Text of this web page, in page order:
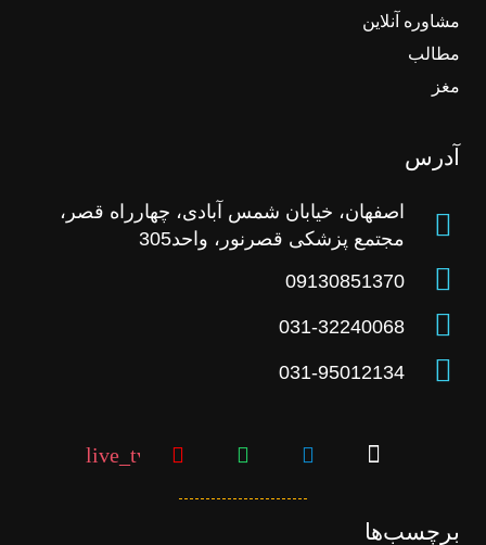
مشاوره آنلاین
مطالب
مغز
آدرس
اصفهان، خیابان شمس آبادی، چهارراه قصر،
مجتمع پزشکی قصرنور، واحد305
09130851370
031-32240068
031-95012134
live_tv
برچسب‌ها